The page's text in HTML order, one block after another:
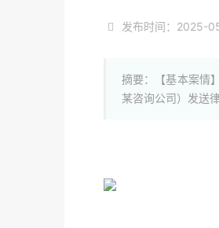
发布时间：2025-
摘要：【基本案情
某咨询公司）发送